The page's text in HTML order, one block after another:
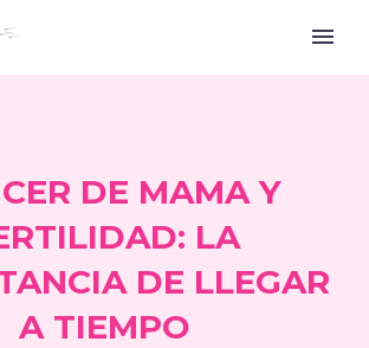
DE MAMA Y
LA
DE LLEGAR
A TIEMPO